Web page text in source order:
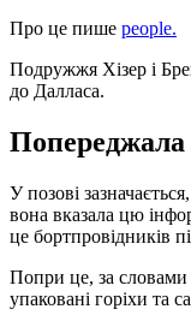
Про це пише people.
Подружжя Хізер і
до Далласа.
Попереджала
У позові
вона вказала цю
це бортпровідників
Попри це, за словами
упаковані горіхи та